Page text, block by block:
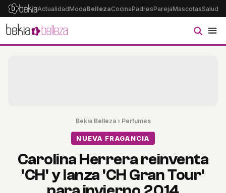
ActualidadModaBellezaCocinaPadresParejaMascotasSalud
Bekia Belleza› Perfumes
NUEVA FRAGANCIA
Carolina Herrera reinventa
'CH' y lanza 'CH Gran Tour'